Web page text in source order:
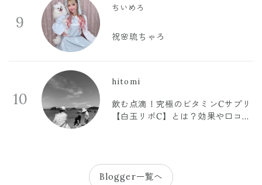
9
ちいめろ
祝🌸琉ちゃろ
10
hitomi
飲む点滴！究極のビタミンCサプリ
【白玉リポC】とは？効果や口コミ
Blogger一覧へ